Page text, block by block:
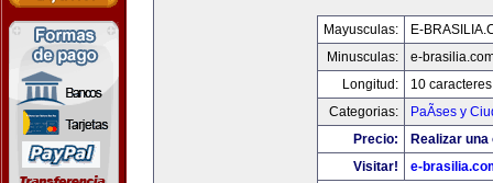
Mayusculas:
E-
Minusculas:
e-
Longitud:
10 caracteres
Categorias:
PaÃ­ses y
Precio:
Realizar
Visitar!
e-